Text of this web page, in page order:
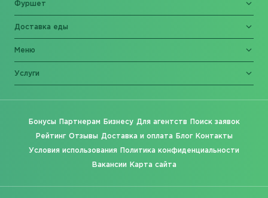
Фуршет
Доставка еды
Меню
Услуги
Бонусы Партнерам Бизнесу Для агентств Поиск заявок
Рейтинг Отзывы Доставка и оплата Блог Контакты
Условия использования Политика конфиденциальности
Вакансии Карта сайта